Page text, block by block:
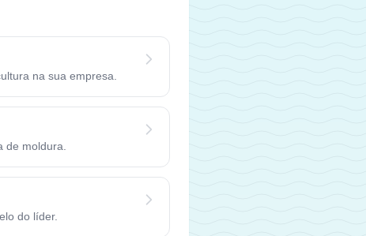
na sua empresa.
de moldura.
do líder.